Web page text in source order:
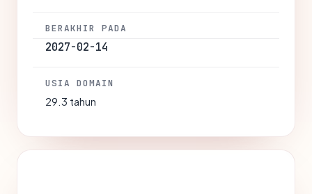
BERAKHIR PADA
2027-02-14
USIA DOMAIN
29.3 tahun